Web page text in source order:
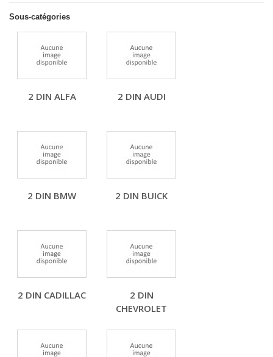
Sous-catégories
2 DIN ALFA 2 DIN AUDI
2 DIN BMW 2 DIN BUICK
2 DIN CADILLAC
2 DIN
CHEVROLET